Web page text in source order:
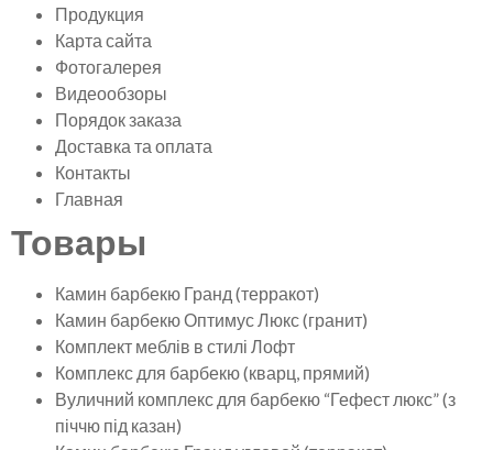
Продукция
Карта сайта
Фотогалерея
Видеообзоры
Порядок заказа
Доставка та оплата
Контакты
Главная
Товары
Камин барбекю Гранд (терракот)
Камин барбекю Оптимус Люкс (гранит)
Комплект меблів в стилі Лофт
Комплекс для барбекю (кварц, прямий)
Вуличний комплекс для барбекю “Гефест люкс” (з
піччю під казан)